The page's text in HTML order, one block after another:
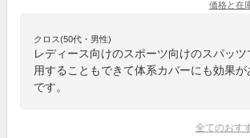
価格と在
クロス(50代・男性)
レディース向けのスポーツ向けのスパッ
用することもできて体系カバーにも効果
です。
全てのおす